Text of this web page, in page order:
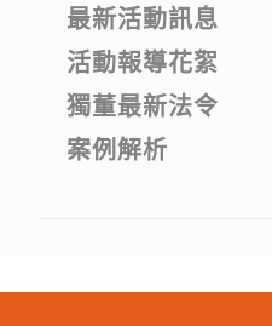
最新活動訊息
活動報導花絮
獨董最新法令
案例解析